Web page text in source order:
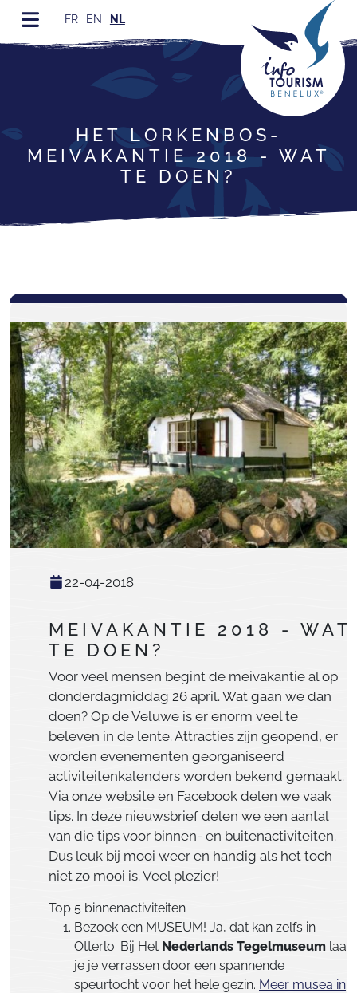
FR EN NL
HET LORKENBOS-
MEIVAKANTIE 2018 - WAT
TE DOEN?
22-04-2018
MEIVAKANTIE 2018 - WAT
TE DOEN?
Voor veel mensen begint de meivakantie al op
donderdagmiddag 26 april. Wat gaan we dan
doen? Op de Veluwe is er enorm veel te
beleven in de lente. Attracties zijn geopend, er
worden evenementen georganiseerd
activiteitenkalenders worden bekend gemaakt.
Via onze website en Facebook delen we vaak
tips. In deze nieuwsbrief delen we een aantal
van die tips voor binnen- en buitenactiviteiten.
Dus leuk bij mooi weer en handig als het toch
niet zo mooi is. Veel plezier!
Top 5 binnenactiviteiten
Bezoek een MUSEUM! Ja, dat kan zelfs in
Otterlo. Bij Het Nederlands Tegelmuseum laat
je je verrassen door een spannende
speurtocht voor het hele gezin. Meer musea in